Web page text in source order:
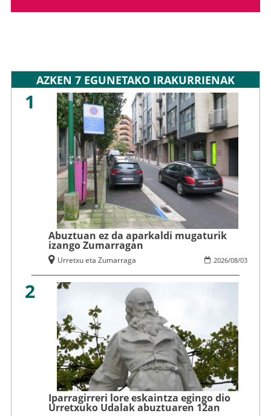
AZKEN 7 EGUNETAKO IRAKURRIENAK
1
Abuztuan ez da aparkaldi mugaturik
izango Zumarragan
2026/08/03
Urretxu eta Zumarraga
2
Iparragirreri lore eskaintza egingo dio
Urretxuko Udalak abuztuaren 12an